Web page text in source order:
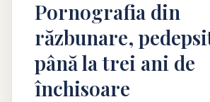
Pornografia din
răzbunare,
până la trei ani de
închisoare